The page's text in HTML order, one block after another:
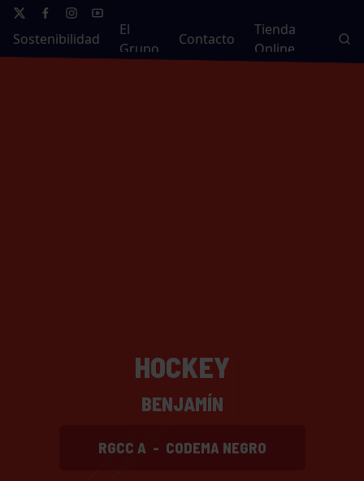
Sostenibilidad
El
Grupo
Contacto
Tienda
Online
HOCKEY
BENJAMÍN
RGCC A - CODEMA NEGRO